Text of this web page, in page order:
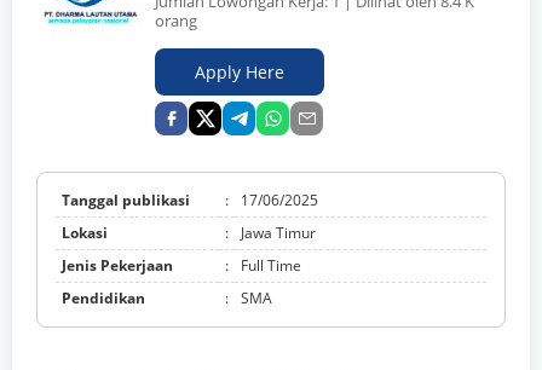
orang
Apply Here
Tanggal publikasi :
17/06/2025
Lokasi
:
Jawa Timur
Jenis Pekerjaan
:
Full Time
Pendidikan
: SMA